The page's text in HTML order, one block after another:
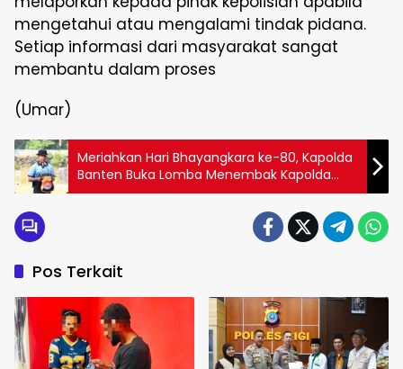
mengetahui atau mengalami tindak pidana.
Setiap informasi dari masyarakat sangat
membantu dalam proses
(Umar)
Meriahkan Hari Bhayangkara ke-80, Kapolda
Banten Buka Lomba Menembak Kapolda
Cup 2026
Pos Terkait